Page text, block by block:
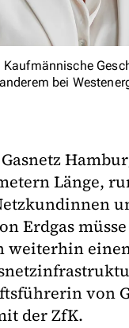
bei
Länge,
Erdgas
weiterhin
von
der ZfK.